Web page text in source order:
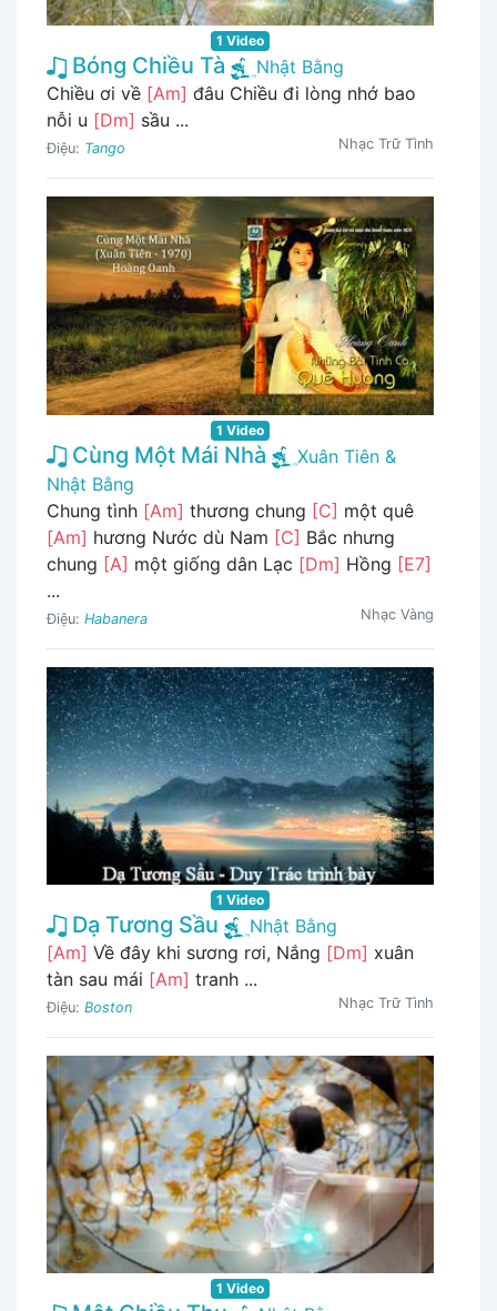
1 Video
Bóng Chiều Tà
Nhật Bằng
Chiều ơi về [Am] đâu Chiều đi lòng nhớ bao
nỗi u [Dm] sầu ...
Điệu: Tango Nhạc Trữ Tình
1 Video
Cùng Một Mái Nhà
Xuân Tiên &
Nhật Bằng
Chung tình [Am] thương chung [C] một quê
[Am] hương Nước dù Nam [C] Bắc nhưng
chung [A] một giống dân Lạc [Dm] Hồng [E7]
...
Điệu: Habanera Nhạc Vàng
1 Video
Dạ Tương Sầu
Nhật Bằng
[Am] Về đây khi sương rơi, Nắng [Dm] xuân
tàn sau mái [Am] tranh ...
Điệu: Boston Nhạc Trữ Tình
1 Video